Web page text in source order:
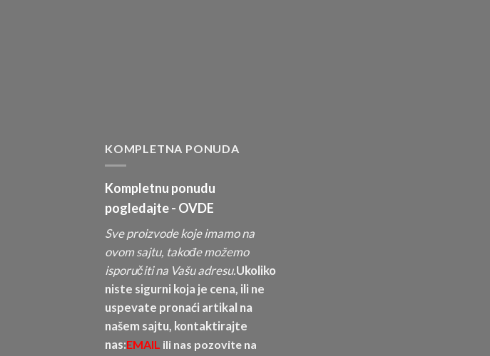
KOMPLETNA PONUDA
Kompletnu ponudu
pogledajte - OVDE
Sve proizvode koje imamo na
ovom sajtu, takođe možemo
isporučiti na Vašu adresu.Ukoliko
niste sigurni koja je cena, ili ne
uspevate pronaći artikal na
našem sajtu, kontaktirajte
nas:EMAIL ili nas pozovite na